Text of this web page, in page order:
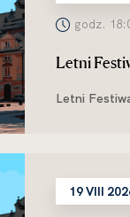
godz.
Letni
Letni
19 VIII